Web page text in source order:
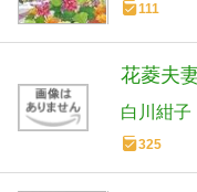
111
花菱夫
白川紺子
325